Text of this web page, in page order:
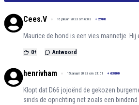
Cees.V 16 januari 2023 om 6:03 + 2908
Maurice de hond is een vies mannetje.
0+ Antwoord
henrivham 15 januari 2023 om 21:51 + 63800
Klopt dat D66 jojoënd de gekozen
sinds de oprichting net zoals een bindend